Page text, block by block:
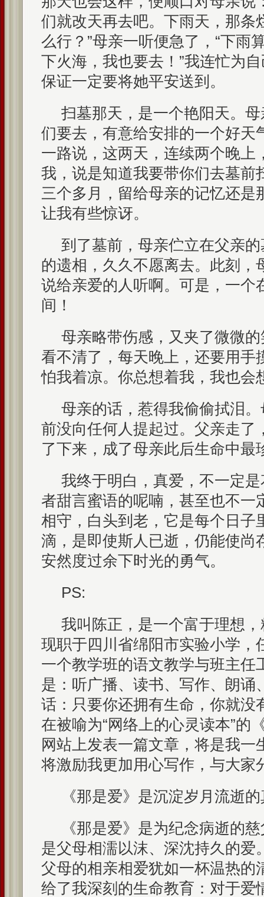
们就改天再去吧。下雨天，那条
么行？”母亲一听便急了，“下雨
下火海，我也要去！”我连忙为
保证一定要将她平安送到。
扫墓那天，是一个艳阳天。
们要去，有意给安排的一个好天
一路说，这两天，连续两个晚上
我，说是知道我要带你们去墓前
三个多月，留给母亲的记忆还是
让我有些惊讶。
到了墓前，母亲伫立在父亲
的遗相，久久不愿离去。此刻，
说给亲爱的人听啊。可是，一个
间！
母亲略带伤感，又夹了微微
看不清了，每天晚上，还要用手
怕我着凉。你总想着我，我也会
母亲的话，惹得我偷偷拭泪
前没向任何人提起过。父亲走了
了下来，成了母亲此后生命中最
我终于明白，真爱，不一定
者甜言蜜语的呢喃，甚至也不一
相守，白头到老，它是每个日子
滴，是即使斯人已逝，仍能使尚
安然度过余下时光的勇气。
PS:
我叫陈正，是一个富于理想
现职于四川省绵阳市实验小学，
一个教学班的语文教学与班主任
是：听广播、读书、写作、朗诵
话：只要你还拥有生命，你就没
在被喻为“网络上的心灵读本”的
网站上发表一篇文章，将是我一
将激励我更加用心写作，与大家
《那是爱》是沉淀岁月流逝
《那是爱》是为纪念病逝的
是父母相濡以沫、深沈持久的爱
父母的相亲相爱犹如一杯温热的
给了我深刻的生命教育：对于爱